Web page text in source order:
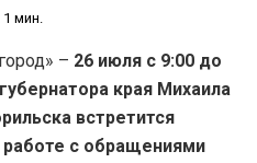
мин.
– 26 июля с 9:00 до
края Михаила
встретится
работе с обращениями